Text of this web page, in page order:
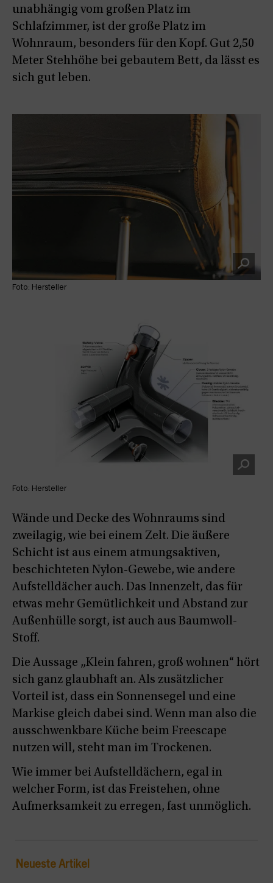
unabhängig vom großen Platz im
Schlafzimmer, ist der große Platz im
Wohnraum, besonders für den Kopf. Gut 2,50
Meter Stehhöhe bei gebautem Bett, da lässt es
sich gut leben.
Foto: Hersteller
Wände und Decke des Wohnraums sind
zweilagig, wie bei einem Zelt. Die äußere
Schicht ist aus einem atmungsaktiven,
beschichteten Nylon-Gewebe, wie andere
Aufstelldächer auch. Das Innenzelt, das für
etwas mehr Gemütlichkeit und Abstand zur
Außenhülle sorgt, ist auch aus Baumwoll-
Stoff.
Die Aussage „Klein fahren, groß wohnen“ hört
sich ganz glaubhaft an. Als zusätzlicher
Vorteil ist, dass ein Sonnensegel und eine
Markise gleich dabei sind. Wenn man also die
ausschwenkbare Küche beim Freescape
nutzen will, steht man im Trockenen.
Wie immer bei Aufstelldächern, egal in
welcher Form, ist das Freistehen, ohne
Aufmerksamkeit zu erregen, fast unmöglich.
Foto: Hersteller
Neueste Artikel